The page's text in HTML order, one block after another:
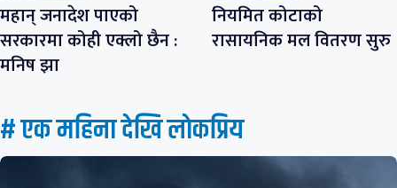
महान् जनादेश पाएको
सरकारमा कोही एक्लो छैन :
मनिष झा
नियमित कोटाको
रासायनिक मल वितरण सुरु
# एक महिना देखि लाेकप्रिय